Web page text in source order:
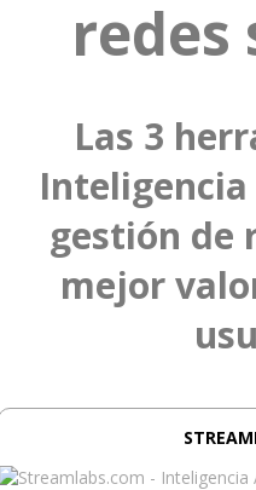
redes
Las 3
gestión de
mejor